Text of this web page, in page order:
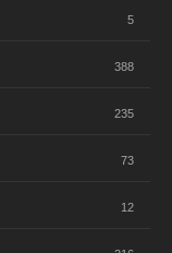
5
388
235
73
12